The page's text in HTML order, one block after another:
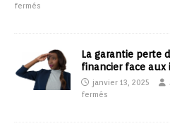
fermés
La garantie perte
financier face aux
janvier 13, 2025
fermés